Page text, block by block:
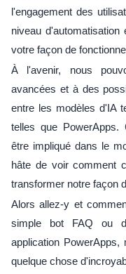
l'engagement des
niveau d'automatisation
votre façon de
À l'avenir, nous
avancées et à des
entre les modèles d'IA
telles que PowerApps.
être impliqué dans le
hâte de voir comment
transformer notre façon
Alors allez-y et
simple bot FAQ ou
application
quelque chose